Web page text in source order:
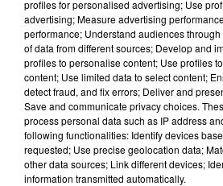
20 juillet 2026
UNE ADOLESCENTE
OPÉRER DE LA CHEVILLE
La famille a porté plainte
reconnu sa responsabilité et
profiles for personalised advertising; Use
advertising; Measure advertising
performance; Understand audiences
of data from different sources; Develop and
profiles to personalise content; Use profiles
content; Use limited data to select content;
detect fraud, and fix errors; Deliver and
Save and communicate privacy choices.
process personal data such as IP address
following functionalities: Identify devices
requested; Use precise geolocation data;
other data sources; Link different devices;
information transmitted automatically.